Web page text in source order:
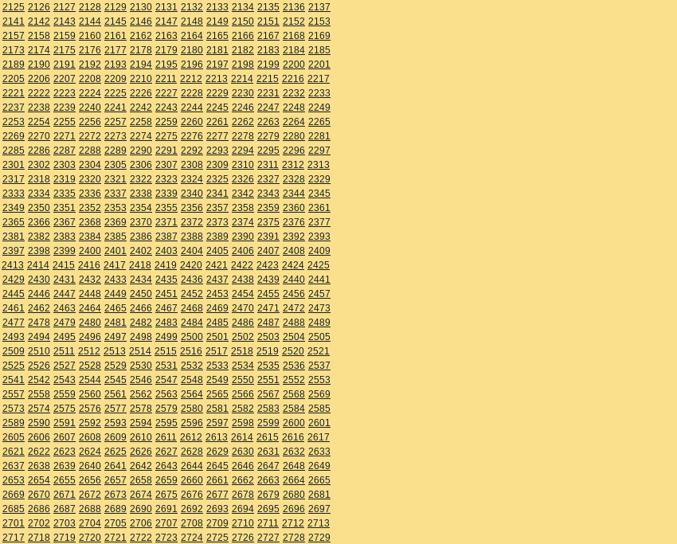
2125 2126 2127 2128 2129 2130 2131 2132 2133 2134 2135 2136 2137
2141 2142 2143 2144 2145 2146 2147 2148 2149 2150 2151 2152 2153
2157 2158 2159 2160 2161 2162 2163 2164 2165 2166 2167 2168 2169
2173 2174 2175 2176 2177 2178 2179 2180 2181 2182 2183 2184 2185
2189 2190 2191 2192 2193 2194 2195 2196 2197 2198 2199 2200 2201
2205 2206 2207 2208 2209 2210 2211 2212 2213 2214 2215 2216 2217
2221 2222 2223 2224 2225 2226 2227 2228 2229 2230 2231 2232 2233
2237 2238 2239 2240 2241 2242 2243 2244 2245 2246 2247 2248 2249
2253 2254 2255 2256 2257 2258 2259 2260 2261 2262 2263 2264 2265
2269 2270 2271 2272 2273 2274 2275 2276 2277 2278 2279 2280 2281
2285 2286 2287 2288 2289 2290 2291 2292 2293 2294 2295 2296 2297
2301 2302 2303 2304 2305 2306 2307 2308 2309 2310 2311 2312 2313
2317 2318 2319 2320 2321 2322 2323 2324 2325 2326 2327 2328 2329
2333 2334 2335 2336 2337 2338 2339 2340 2341 2342 2343 2344 2345
2349 2350 2351 2352 2353 2354 2355 2356 2357 2358 2359 2360 2361
2365 2366 2367 2368 2369 2370 2371 2372 2373 2374 2375 2376 2377
2381 2382 2383 2384 2385 2386 2387 2388 2389 2390 2391 2392 2393
2397 2398 2399 2400 2401 2402 2403 2404 2405 2406 2407 2408 2409
2413 2414 2415 2416 2417 2418 2419 2420 2421 2422 2423 2424 2425
2429 2430 2431 2432 2433 2434 2435 2436 2437 2438 2439 2440 2441
2445 2446 2447 2448 2449 2450 2451 2452 2453 2454 2455 2456 2457
2461 2462 2463 2464 2465 2466 2467 2468 2469 2470 2471 2472 2473
2477 2478 2479 2480 2481 2482 2483 2484 2485 2486 2487 2488 2489
2493 2494 2495 2496 2497 2498 2499 2500 2501 2502 2503 2504 2505
2509 2510 2511 2512 2513 2514 2515 2516 2517 2518 2519 2520 2521
2525 2526 2527 2528 2529 2530 2531 2532 2533 2534 2535 2536 2537
2541 2542 2543 2544 2545 2546 2547 2548 2549 2550 2551 2552 2553
2557 2558 2559 2560 2561 2562 2563 2564 2565 2566 2567 2568 2569
2573 2574 2575 2576 2577 2578 2579 2580 2581 2582 2583 2584 2585
2589 2590 2591 2592 2593 2594 2595 2596 2597 2598 2599 2600 2601
2605 2606 2607 2608 2609 2610 2611 2612 2613 2614 2615 2616 2617
2621 2622 2623 2624 2625 2626 2627 2628 2629 2630 2631 2632 2633
2637 2638 2639 2640 2641 2642 2643 2644 2645 2646 2647 2648 2649
2653 2654 2655 2656 2657 2658 2659 2660 2661 2662 2663 2664 2665
2669 2670 2671 2672 2673 2674 2675 2676 2677 2678 2679 2680 2681
2685 2686 2687 2688 2689 2690 2691 2692 2693 2694 2695 2696 2697
2701 2702 2703 2704 2705 2706 2707 2708 2709 2710 2711 2712 2713
2717 2718 2719 2720 2721 2722 2723 2724 2725 2726 2727 2728 2729